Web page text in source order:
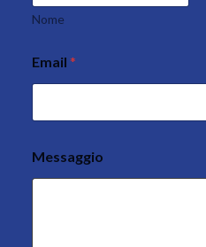
Nome
Email *
Messaggio